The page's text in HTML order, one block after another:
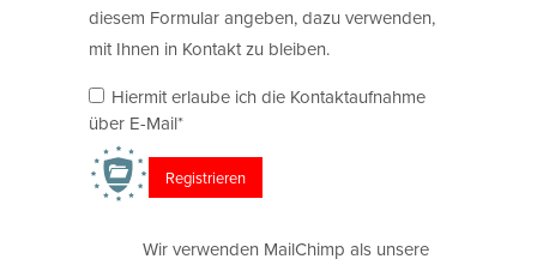
diesem Formular angeben, dazu verwenden,
mit Ihnen in Kontakt zu bleiben.
Hiermit erlaube ich die Kontaktaufnahme
über E-Mail*
Wir verwenden MailChimp als unsere